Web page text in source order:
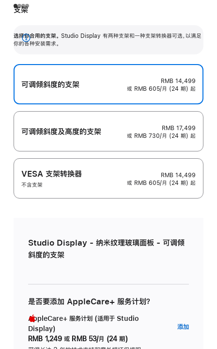
支架
选择你合用的支架。 Studio Display 有两种支架和一种支架转换器可选，以满足
你的各种安装需求。
展
可调倾斜度的支架
RMB 14,499
或 RMB 605/月 (24 期) 起
可调倾斜度及高‍度的支‍架
RMB 17,499
或 RMB 730/月 (24 期) 起
VESA 支架转换器
不含支架
RMB 14,499
或 RMB 605/月 (24 期) 起
Studio Display - 纳米纹理玻璃面板 - 可调倾
斜度的支架
是否要添加 AppleCare+ 服务计划？
AppleCare+ 服务计划 (适用于 Studio
Display)
RMB 1,249 或 RMB 53/月 (24 期)
添加